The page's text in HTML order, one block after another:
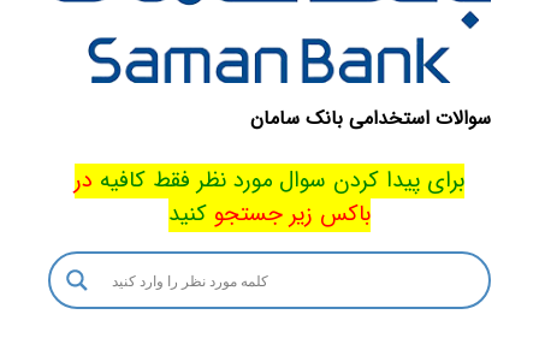
سوالات استخدامی بانک سامان
برای پیدا کردن سوال مورد نظر فقط کافیه در
باکس زیر جستجو کنید